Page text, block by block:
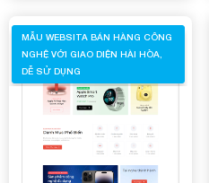
MẪU WEBSITA BÁN HÀNG CÔNG
NGHỆ VỚI GIAO DIỆN HÀI HÒA,
DỄ SỬ DỤNG